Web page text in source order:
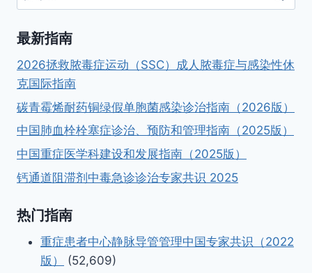
索：
最新指南
2026拯救脓毒症运动（SSC）成人脓毒症与感染性休
克国际指南
碳青霉烯耐药铜绿假单胞菌感染诊治指南（2026版）
中国肺血栓栓塞症诊治、预防和管理指南（2025版）
中国重症医学科建设和发展指南（2025版）
钙通道阻滞剂中毒急诊诊治专家共识 2025
热门指南
重症患者中心静脉导管管理中国专家共识（2022
版）
(52,609)